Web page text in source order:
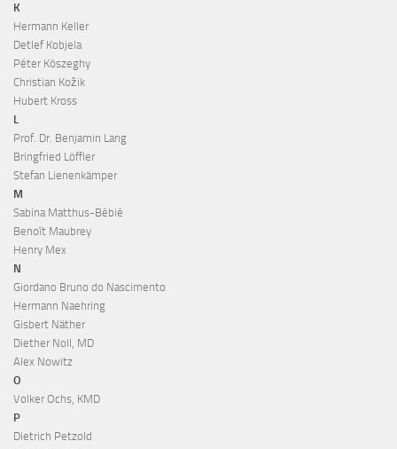
K
Hermann Keller
Detlef Kobjela
Péter Köszeghy
Christian Kožik
Hubert Kross
L
Prof. Dr. Benjamin Lang
Bringfried Löffler
Stefan Lienenkämper
M
Sabina Matthus-Bébié
Benoît Maubrey
Henry Mex
N
Giordano Bruno do Nascimento
Hermann Naehring
Gisbert Näther
Diether Noll, MD
Alex Nowitz
O
Volker Ochs, KMD
P
Dietrich Petzold